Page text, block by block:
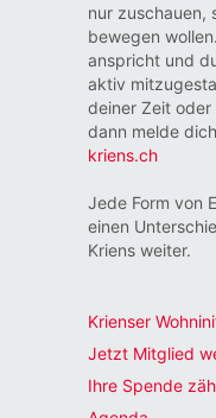
nur zuschauen,
bewegen
anspricht und
aktiv
deiner Zeit oder
dann melde
kriens.ch
Jede Form von
einen
Kriens weiter.
Krienser
Jetzt Mitglied
Ihre Spende